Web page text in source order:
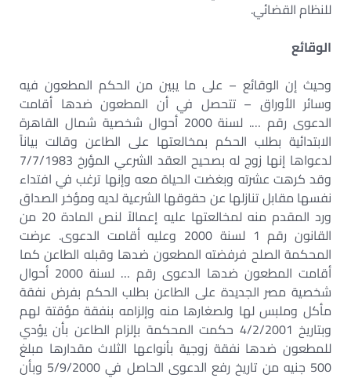
للنظام القضائي.
الوقائع
وحيث إن الوقائع – على ما يبين من الحكم المطعون فيه
وسائر الأوراق – تتحصل في أن المطعون ضدها أقامت
الدعوى رقم …. لسنة 2000 أحوال شخصية شمال القاهرة
الابتدائية بطلب الحكم بمخالعتها على الطاعن وقالت بياناً
لدعواها إنها زوج له بصحيح العقد الشرعي المؤرخ 7/7/1983
وقد كرهت عشرته وبغضت الحياة معه وإنها ترغب في افتداء
نفسها مقابل تنازلها عن حقوقها الشرعية لديه ومؤخر الصداق
ورد المقدم منه لمخالعتها عليه إعمالاً لنص المادة 20 من
القانون رقم 1 لسنة 2000 وعليه أقامت الدعوى. عرضت
المحكمة الصلح فرفضته المطعون ضدها وقبله الطاعن كما
أقامت المطعون ضدها الدعوى رقم … لسنة 2000 أحوال
شخصية مصر الجديدة على الطاعن بطلب الحكم بفرض نفقة
مأكل وملبس لها ولصغارها منه وإلزامه بنفقة مؤقتة لهم
وبتاريخ 4/2/2001 حكمت المحكمة بإلزام الطاعن بأن يؤدي
للمطعون ضدها نفقة زوجية بأنواعها الثلاث مقدارها مبلغ
500 جنيه من تاريخ رفع الدعوى الحاصل في 5/9/2000 وبأن